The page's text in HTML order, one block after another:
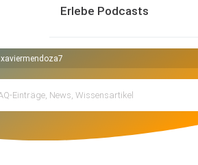
Erlebe Podcasts
xaviermendoza7